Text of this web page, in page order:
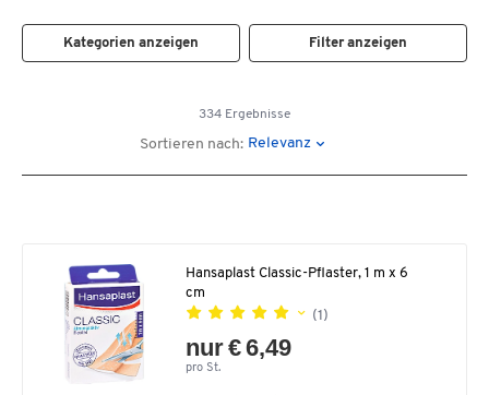
Kategorien anzeigen Filter anzeigen
334 Ergebnisse
Sortieren nach: Relevanz
Hansaplast Classic-Pflaster, 1 m x 6
cm
(1)
nur € 6,49
pro St.